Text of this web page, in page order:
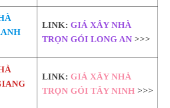
LINK: GIÁ XÂY NHÀ
TRỌN GÓI LONG AN>>>
LINK: GIÁ XÂY NHÀ
TRỌN GÓI TÂY NINH>>>